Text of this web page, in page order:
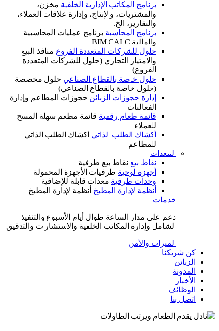
برنامج المكاتب الإدارية الخلفية مخزن،
والمشتريات، والإنتاج، وإدارة علاقات العملاء،
والتقارير، الخ.
برنامج المحاسبة برنامج عمليات المحاسبية
والمالية BIM CALC
حلول للشركات المتعددة الفروع منافذ البيع
والامتياز التجاري (حلول للشركات المتعددة
الفروع)
حلول خاصة بالقطاع الصناعي حلول مخصصة
(حلول خاصة بالقطاع الصناعي)
إدارة حجوزات الزبائن حجوزات المطاعم وإدارة
الفعاليات
قائمة طعام رقمية قائمة مطعم سهلة المسح
للعملاء
أكشاك الطلب الذاتي أكشاك الطلب الذاتي
للمطاعم
المعدات
نقاط بيع نقاط بيع طرفية
أجهزة لوحية طرفيات الأجهزة المحمولة
وحدات طرفية معدات قابلة للإضافية
أنظمة لإدارة المطبخ أنظمة لإدارة المطبخ
خدمات
دعم على مدار الساعة طوال أيام الأسبوع والتنفيذ
الشامل وإدارة المكاتب الخلفية والاستشارات والتدقيق
الميزات والأمن
كن شريكنا
الزبائن
المدونة
الأخبار
الوظائف
اتصل بنا